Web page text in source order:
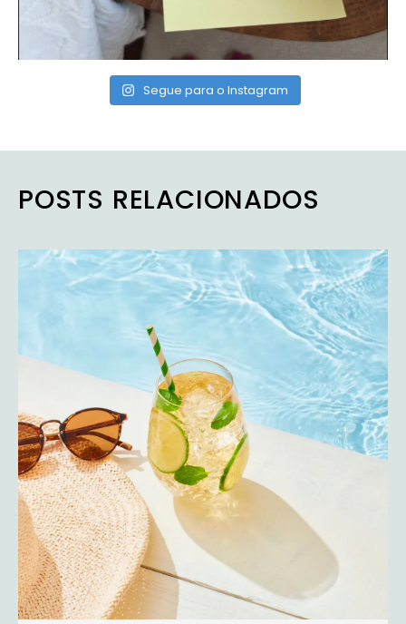
Segue para o Instagram
POSTS RELACIONADOS